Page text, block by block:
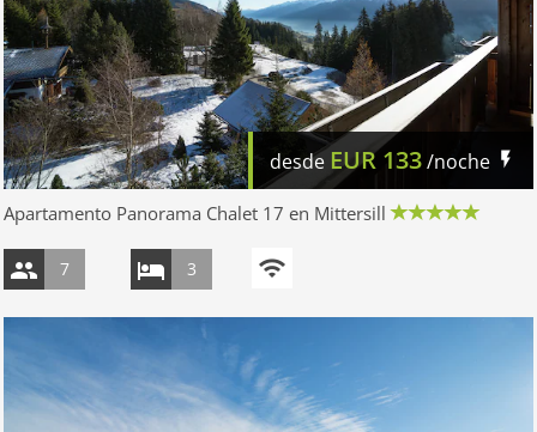
desde EUR 133/noche
Apartamento Panorama Chalet 17 en Mittersill
7 3